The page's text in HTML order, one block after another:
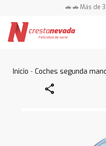
🚗 🚗 Más de
Inicio -Coches segunda
Share